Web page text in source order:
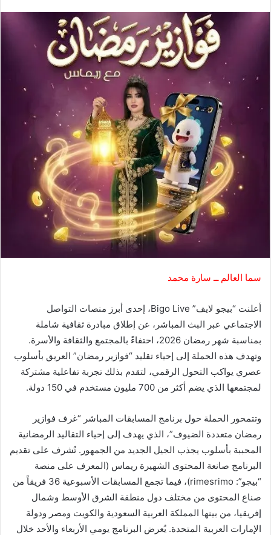
سما العالم ــ سارة محمد
أعلنت “بيجو لايف” Bigo Live، إحدى أبرز منصات التواصل
الاجتماعي عبر البث المباشر، عن إطلاق مبادرة ثقافية شاملة
بمناسبة شهر رمضان 2026، احتفاءً بالمجتمع والثقافة والأسرة.
وتهدف هذه الحملة إلى إحياء تقليد “فوازير رمضان” العريق بأسلوب
عصري يواكب التحول الرقمي، لتقدم بذلك تجربة تفاعلية مشتركة
لمجتمعها الذي يضم أكثر من 700 مليون مستخدم في 150 دولة.
وتتمحور الحملة حول برنامج المسابقات المباشر “غرف فوازير
رمضان متعددة الضيوف”، الذي يهدف إلى إحياء التقاليد الرمضانية
المحببة بأسلوب يجذب الجيل الجديد من الجمهور. تُشرف على تقديم
البرنامج صانعة المحتوى الشهيرة ريماس (المعرف على منصة
“بيجو”: rimesrimo)، فيما تجمع المسابقات الأسبوعية 36 فريقاً من
صناع المحتوى من مختلف دول منطقة الشرق الأوسط وشمال
إفريقيا، من بينها المملكة العربية السعودية والكويت ومصر ودولة
الإمارات العربية المتحدة. يُعرض البرنامج يومي الأربعاء والأحد خلال